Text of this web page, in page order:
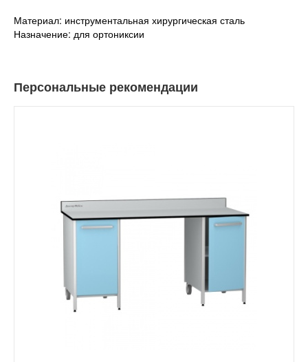
Материал: инструментальная хирургическая сталь
Назначение: для ортониксии
Персональные рекомендации